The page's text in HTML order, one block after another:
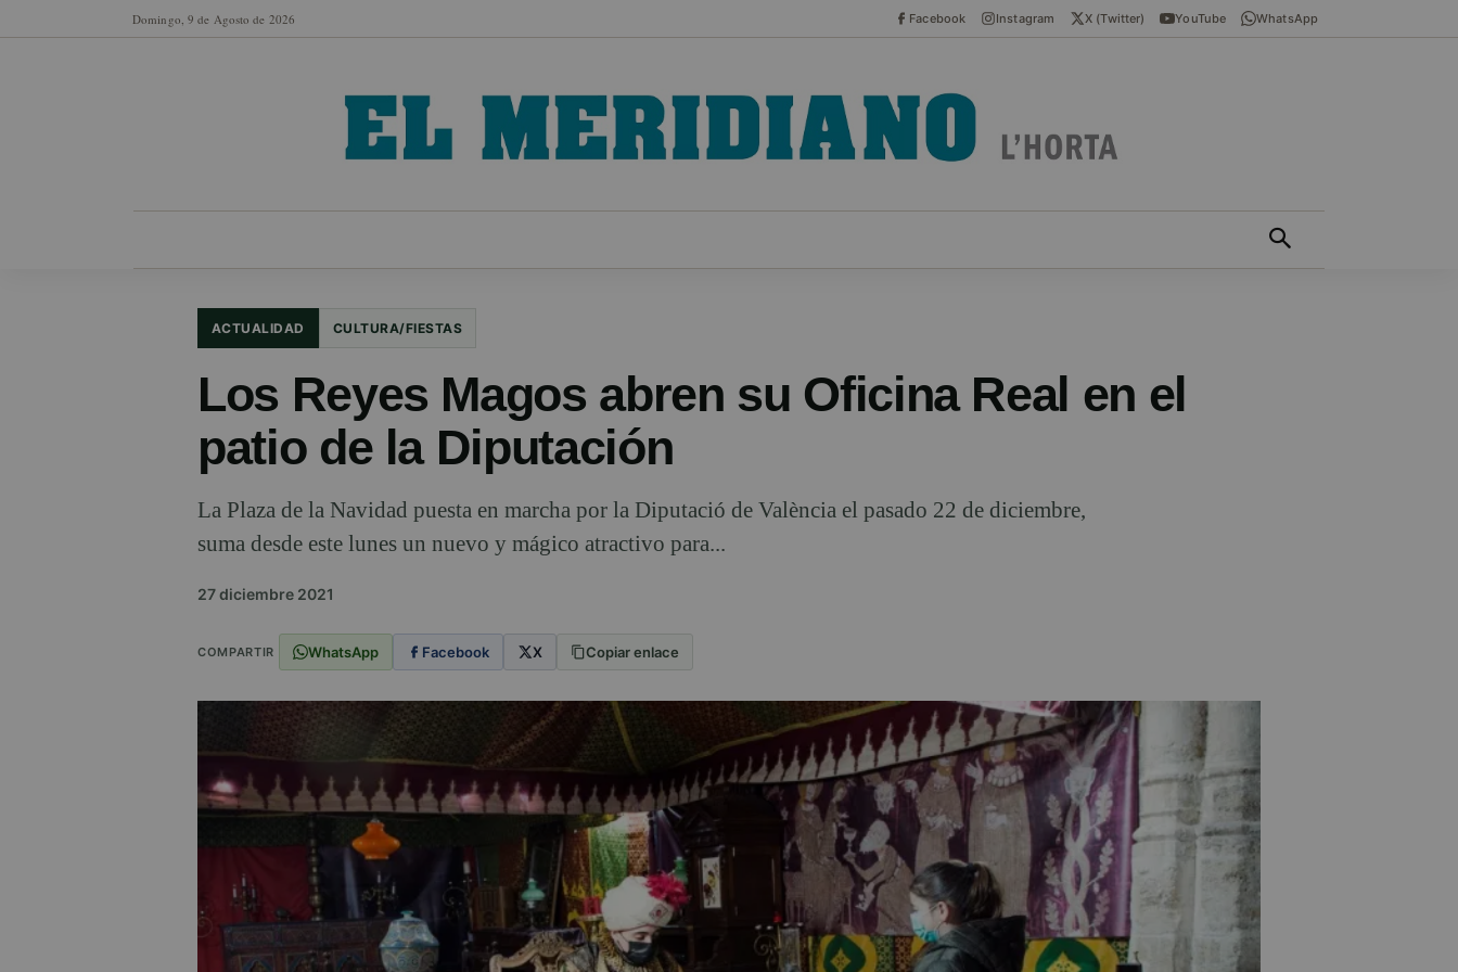
Domingo, 9 de Agosto de 2026 Facebook Instagram X (Twitter) YouTube WhatsApp
ACTUALIDAD CULTURA/FIESTAS
Los Reyes Magos abren su Oficina Real en el
patio de la Diputación
La Plaza de la Navidad puesta en marcha por la Diputació de València el pasado 22 de diciembre,
suma desde este lunes un nuevo y mágico atractivo para...
27 diciembre 2021
COMPARTIR WhatsApp Facebook X Copiar enlace